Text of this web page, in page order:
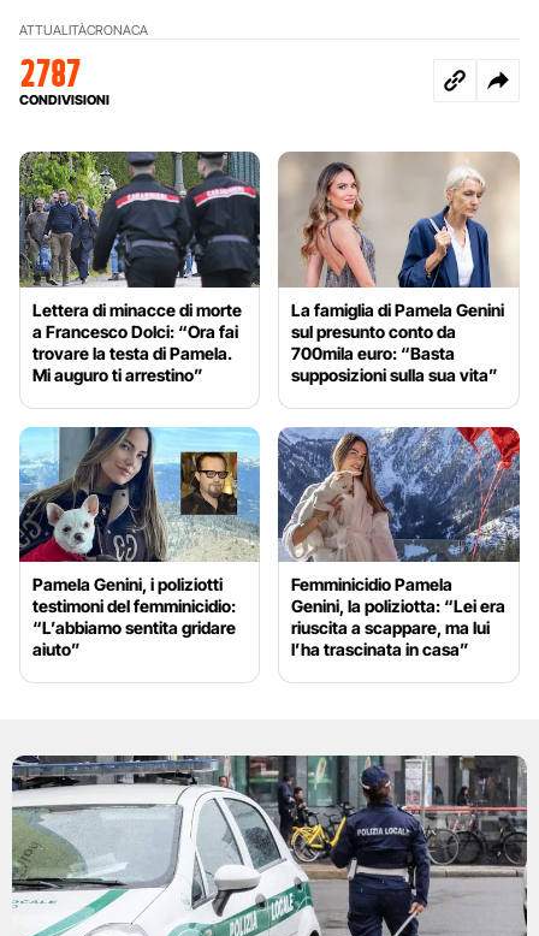
ATTUALITÀCRONACA
2787
CONDIVISIONI
Lettera di minacce di morte
a Francesco Dolci: “Ora fai
trovare la testa di Pamela.
Mi auguro ti arrestino”
La famiglia di Pamela Genini
sul presunto conto da
700mila euro: “Basta
supposizioni sulla sua vita”
Pamela Genini, i poliziotti
testimoni del femminicidio:
“L’abbiamo sentita gridare
aiuto”
Femminicidio Pamela
Genini, la poliziotta: “Lei era
riuscita a scappare, ma lui
l’ha trascinata in casa”